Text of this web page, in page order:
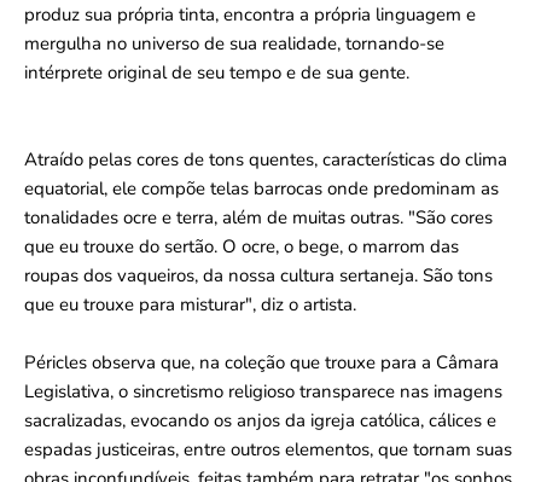
produz sua própria tinta, encontra a própria linguagem e
mergulha no universo de sua realidade, tornando-se
intérprete original de seu tempo e de sua gente.
Atraído pelas cores de tons quentes, características do clima
equatorial, ele compõe telas barrocas onde predominam as
tonalidades ocre e terra, além de muitas outras. "São cores
que eu trouxe do sertão. O ocre, o bege, o marrom das
roupas dos vaqueiros, da nossa cultura sertaneja. São tons
que eu trouxe para misturar", diz o artista.
Péricles observa que, na coleção que trouxe para a Câmara
Legislativa, o sincretismo religioso transparece nas imagens
sacralizadas, evocando os anjos da igreja católica, cálices e
espadas justiceiras, entre outros elementos, que tornam suas